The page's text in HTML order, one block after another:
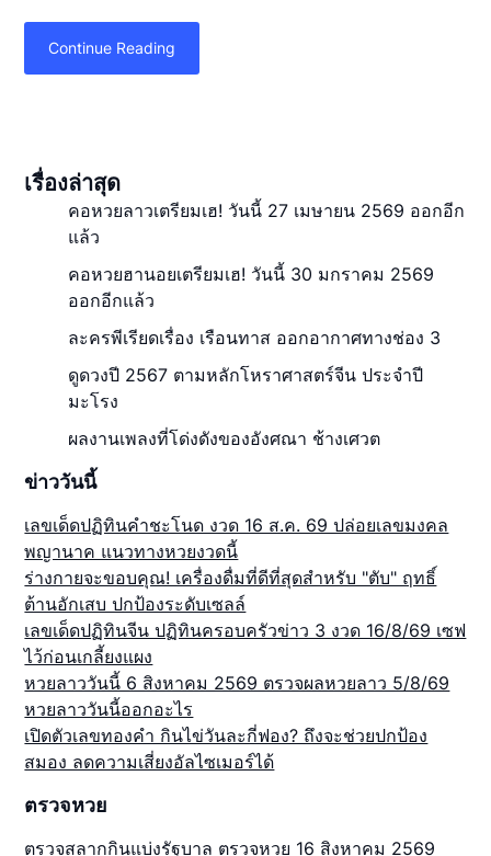
Continue Reading
เรื่องล่าสุด
คอหวยลาวเตรียมเฮ! วันนี้ 27 เมษายน 2569 ออกอีก
แล้ว
คอหวยฮานอยเตรียมเฮ! วันนี้ 30 มกราคม 2569
ออกอีกแล้ว
ละครพีเรียดเรื่อง เรือนทาส ออกอากาศทางช่อง 3
ดูดวงปี 2567 ตามหลักโหราศาสตร์จีน ประจำปี
มะโรง
ผลงานเพลงที่โด่งดังของอังศณา ช้างเศวต
ข่าววันนี้
เลขเด็ดปฏิทินคำชะโนด งวด 16 ส.ค. 69 ปล่อยเลขมงคล
พญานาค แนวทางหวยงวดนี้
ร่างกายจะขอบคุณ! เครื่องดื่มที่ดีที่สุดสำหรับ "ตับ" ฤทธิ์
ต้านอักเสบ ปกป้องระดับเซลล์
เลขเด็ดปฏิทินจีน ปฏิทินครอบครัวข่าว 3 งวด 16/8/69 เซฟ
ไว้ก่อนเกลี้ยงแผง
หวยลาววันนี้ 6 สิงหาคม 2569 ตรวจผลหวยลาว 5/8/69
หวยลาววันนี้ออกอะไร
เปิดตัวเลขทองคำ กินไข่วันละกี่ฟอง? ถึงจะช่วยปกป้อง
สมอง ลดความเสี่ยงอัลไซเมอร์ได้
ตรวจหวย
ตรวจสลากกินแบ่งรัฐบาล ตรวจหวย 16 สิงหาคม 2569